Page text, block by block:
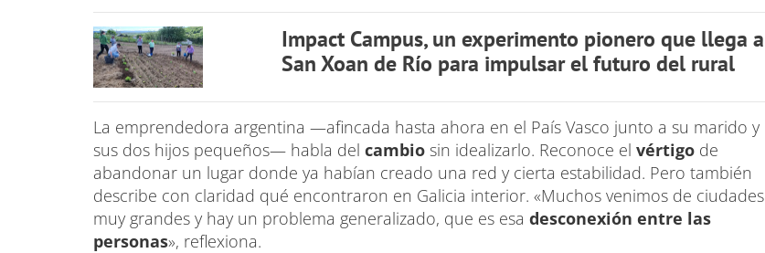
Impact Campus, un experimento pionero que llega a
San Xoan de Río para impulsar el futuro del rural
La emprendedora argentina —afincada hasta ahora en el País Vasco junto a su marido y
sus dos hijos pequeños— habla del cambio sin idealizarlo. Reconoce el vértigo de
abandonar un lugar donde ya habían creado una red y cierta estabilidad. Pero también
describe con claridad qué encontraron en Galicia interior. «Muchos venimos de ciudades
muy grandes y hay un problema generalizado, que es esa desconexión entre las
personas», reflexiona.